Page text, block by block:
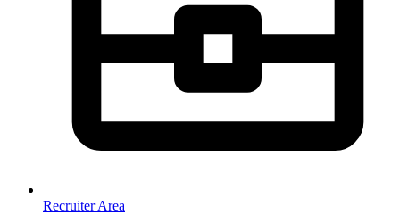
Recruiter Area